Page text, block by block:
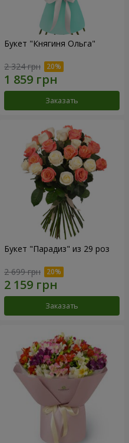
Букет "Княгиня Ольга"
2 324 грн
Заказать
Букет "Парадиз" из 29 роз
2 699 грн
Заказать